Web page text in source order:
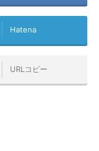
Hatena
URLコピー